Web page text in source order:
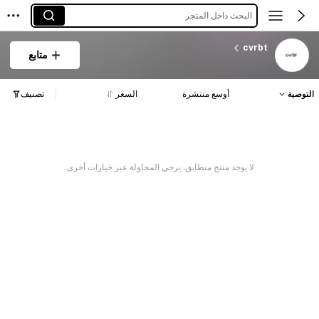
البحث داخل المتجر
cvrbt
متابع
التوصية أوسع منتشرة السعر تصنيف
لا يوجد منتج متطابق. يرجى المحاولة عبر خيارات أخرى.